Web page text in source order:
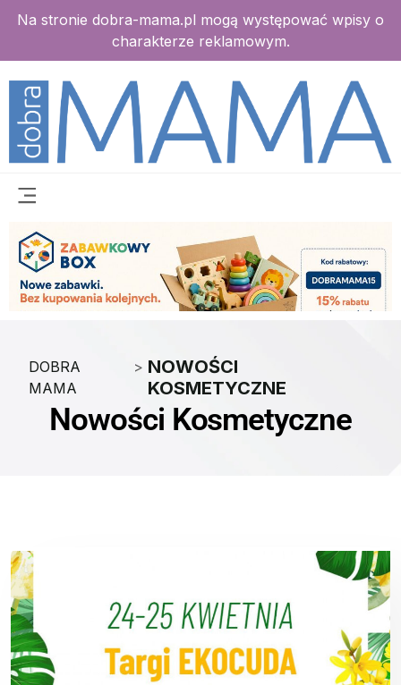
Na stronie dobra-mama.pl mogą występować wpisy o
charakterze reklamowym.
DOBRA
MAMA
> NOWOŚCI
KOSMETYCZNE
Nowości Kosmetyczne